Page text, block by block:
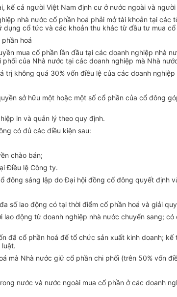
cả người Việt Nam định cư ở nước ngoài và
nhà nước cổ phần hoá phải mở tài khoản tại
cổ tức và các khoản thu khác từ đầu tư mua
hoá
mua cổ phần lần đầu tại các doanh nghiệp nhà
của Nhà nước tại các doanh nghiệp mà Nhà
không quá 30% vốn điều lệ của các doanh
sở hữu một hoặc một số cổ phần của cổ đông
in và quản lý theo quy định.
có đủ các điều kiện sau:
chào bán;
Điều lệ Công ty.
đông sáng lập do Đại hội đồng cổ đông quyết định
số lao động có tại thời điểm cổ phần hoá và giải
động từ doanh nghiệp nhà nước chuyển sang;
đã cổ phần hoá để tổ chức sản xuất kinh doanh;
mà Nhà nước giữ cổ phần chi phối (trên 50% vốn
nước và nước ngoài mua cổ phần ở các doanh